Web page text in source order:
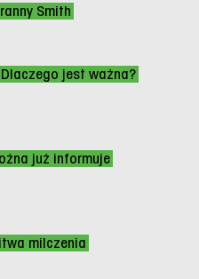
Smith
jest ważna?
już informuje
milczenia